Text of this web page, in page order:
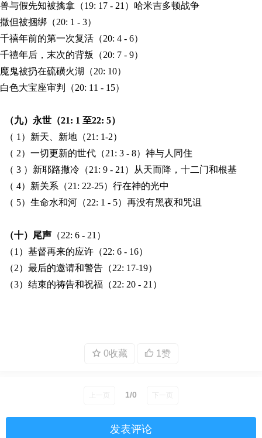
兽与假先知被擒拿（19: 17 - 21）哈米吉多顿战争
撒但被捆绑（20: 1 - 3）
千禧年前的第一次复活（20: 4 - 6）
千禧年后，末次的背叛（20: 7 - 9）
魔鬼被扔在硫磺火湖（20: 10）
白色大宝座审判（20: 11 - 15）
（九）永世（21: 1 至22: 5）
（ 1）新天、新地（21: 1-2）
（ 2）一切更新的世代（21: 3 - 8）神与人同住
（ 3 ）新耶路撒冷（21: 9 - 21）从天而降，十二门和根基
（ 4）新关系（21: 22-25）行在神的光中
（ 5）生命水和河（22: 1 - 5）再没有黑夜和咒诅
（十）尾声 （22: 6 - 21）
（1）基督再来的应许（22: 6 - 16）
（2）最后的邀请和警告（22: 17-19）
（3）结束的祷告和祝福（22: 20 - 21）
0收藏 1赞
1/0
发表评论